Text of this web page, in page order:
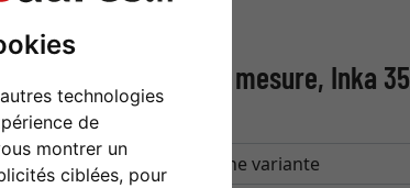
technologies
de
montrer un
ciblées, pour
en bois coupe sur mesure, Inka 35